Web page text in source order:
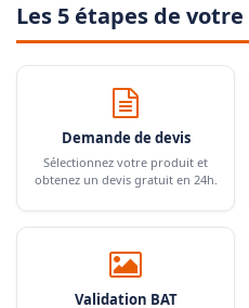
Les 5 étapes de
Demande de devis
Sélectionnez votre produit et
obtenez un devis gratuit en 24h.
Validation BAT